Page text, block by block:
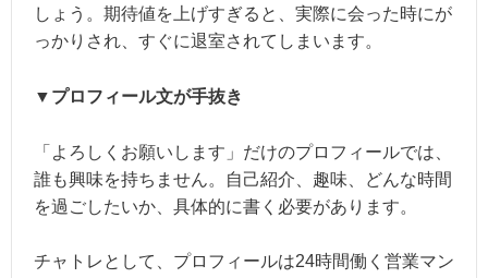
しょう。期待値を上げすぎると、実際に会った時にが
っかりされ、すぐに退室されてしまいます。
▼プロフィール文が手抜き
「よろしくお願いします」だけのプロフィールでは、
誰も興味を持ちません。自己紹介、趣味、どんな時間
を過ごしたいか、具体的に書く必要があります。
チャトレとして、プロフィールは24時間働く営業マン